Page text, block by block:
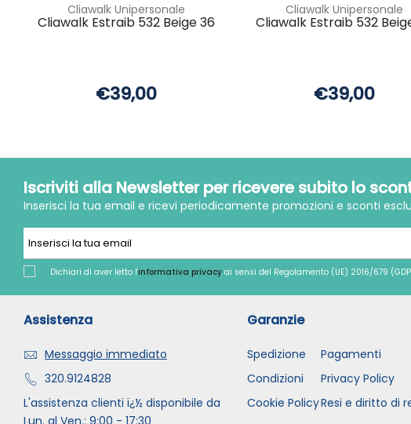
Cliawalk Unipersonale
Cliawalk Estraib 532 Beige 36
€39,00
Cliawalk Unipersonale
Cliawalk Estraib 532
€39,00
Iscriviti alla Newsletter per ricevere subito lo
Inserisci la tua email e ricevi periodicamente promozioni e sconti
Dichiari di aver letto l'informativa privacy ai sensi del Regolamento (UE) 2016/679
Assistenza
Messaggio immediato
320.9124828
L'assistenza clienti ï¿½ disponibile da
Lun. al Ven.: 9:00 - 17:30
Garanzie
Spedizione
Pagamenti
Condizioni
Privacy Policy
Cookie PolicyResi e diritto di